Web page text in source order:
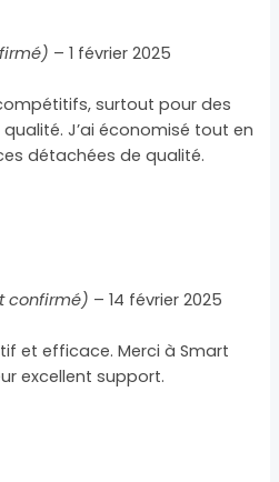
– 1 février 2025
surtout pour des
J’ai économisé tout en
détachées de qualité.
confirmé) – 14 février 2025
et efficace. Merci à Smart
excellent support.